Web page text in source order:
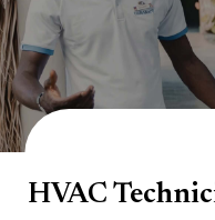
Servicios
HVAC